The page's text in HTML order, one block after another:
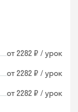
от 2282 ₽ / урок
от 2282 ₽ / урок
от 2282 ₽ / урок